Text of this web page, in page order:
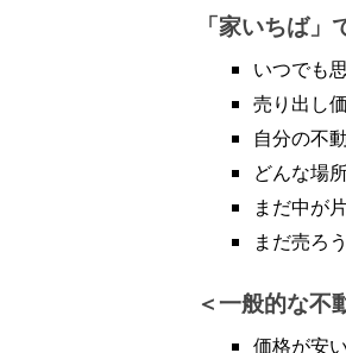
「家いちば
いつでも
売り出し
自分の不
どんな場
まだ中が
まだ売ろ
一般的な不
価格が安